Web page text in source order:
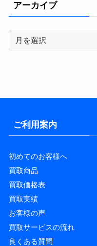
アーカイブ
ご利用案内
初めてのお客様へ
買取商品
買取価格表
買取実績
お客様の声
買取サービスの流れ
良くある質問